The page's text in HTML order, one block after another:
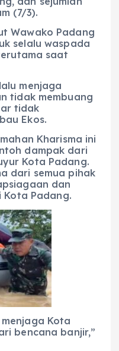
(7/3).
Wawako Padang
selalu waspada
saat
menjaga
tidak membuang
tidak
Ekos.
Kharisma ini
dampak dari
Kota Padang.
dari semua pihak
dan
Padang.
Kota
bencana banjir,”